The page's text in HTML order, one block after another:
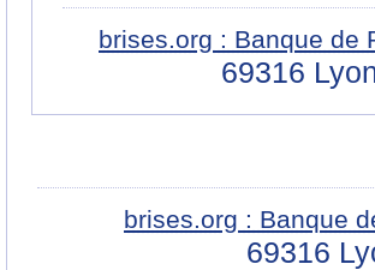
brises.org : Banque de
69316
brises.org : Banque
69316